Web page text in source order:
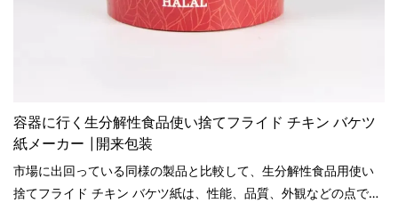
容器に行く生分解性食品使い捨てフライド チキン バケツ
紙メーカー |開来包装
市場に出回っている同様の製品と比較して、生分解性食品用使い
捨てフライド チキン バケツ紙は、性能、品質、外観などの点で比